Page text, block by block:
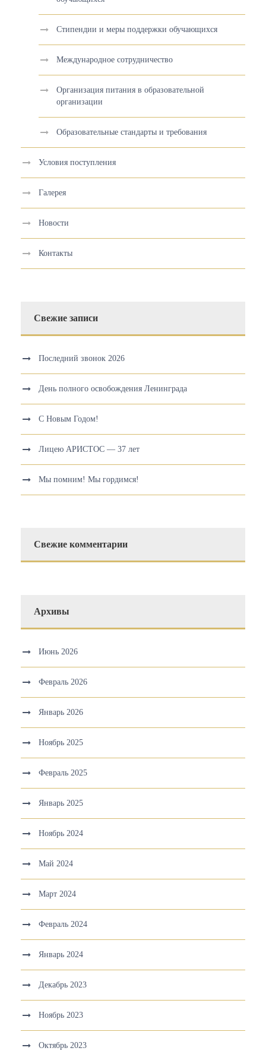
Стипендии и меры поддержки обучающихся
Международное сотрудничество
Организация питания в образовательной
организации
Образовательные стандарты и требования
Условия поступления
Галерея
Новости
Контакты
Свежие записи
Последний звонок 2026
День полного освобождения Ленинграда
С Новым Годом!
Лицею АРИСТОС — 37 лет
Мы помним! Мы гордимся!
Свежие комментарии
Архивы
Июнь 2026
Февраль 2026
Январь 2026
Ноябрь 2025
Февраль 2025
Январь 2025
Ноябрь 2024
Май 2024
Март 2024
Февраль 2024
Январь 2024
Декабрь 2023
Ноябрь 2023
Октябрь 2023